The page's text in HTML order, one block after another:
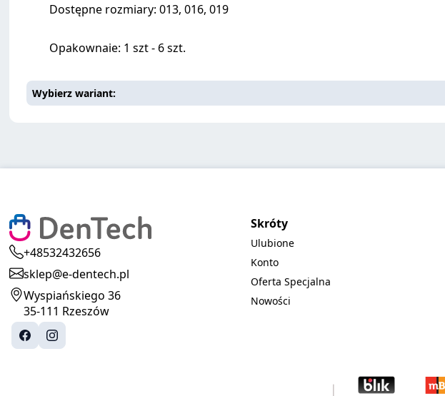
Dostępne rozmiary: 013, 016, 019
Opakownaie: 1 szt - 6 szt.
Wybierz wariant
+48532432656
sklep@e-dentech.pl
Wyspiańskiego 36
35-111 Rzeszów
Skróty
Ulubione
Konto
Oferta Specjalna
Nowości